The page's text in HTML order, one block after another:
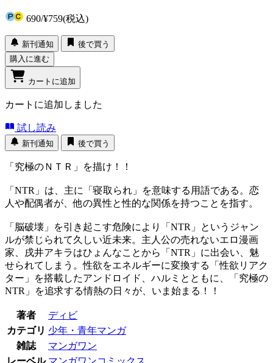
690/¥759(税込)
新刊通知
後で買う
購入に進む
カートに追加
カートに追加しました
試し読み
新刊通知 後で買う
「究極のＮＴＲ」を描け！！
「NTR」は、主に「寝取られ」を意味する用語である。恋
人や配偶者が、他の異性と性的な関係を持つことを指す。
「脳破壊」を引き起こす危険により「NTR」というジャン
ルが禁じられて久しい近未来。主人公の売れないエロ漫画
家、戌井アキラはひょんなことから「NTR」に出会い、魅
せられてしまう。性欲をエネルギーに変換する「性欲リアク
ター」を搭載したアンドロイド、ハルミとともに、「究極の
NTR」を追求する情熱の日々が、いま始まる！！
著者
ディビ
カテゴリ 少年・青年マンガ
雑誌
マンガワン
レーベル マンガワンコミックス